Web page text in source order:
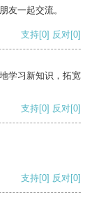
友一起交流。
支持[0] 反对[0]
学习新知识，拓宽
支持[0] 反对[0]
支持[0] 反对[0]